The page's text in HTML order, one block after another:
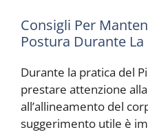
Consigli Per
Postura Durante
Durante la pratica del
prestare attenzione
all’allineamento del
suggerimento utile è